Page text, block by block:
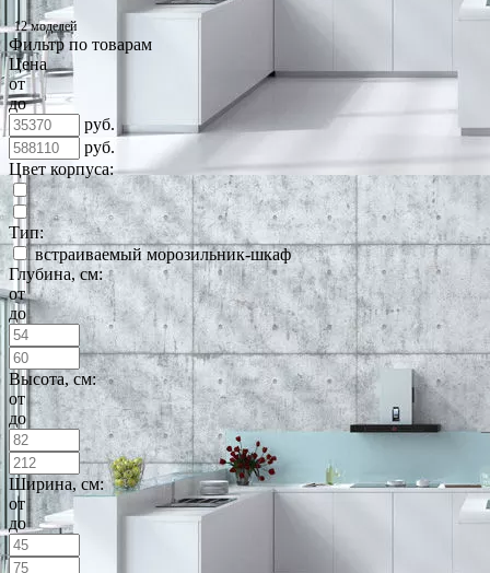
12 моделей
Фильтр по товарам
Цена
от
до
руб.
руб.
Цвет корпуса:
Тип:
встраиваемый морозильник-шкаф
Глубина, см:
от
до
Высота, см:
от
до
Ширина, см:
от
до